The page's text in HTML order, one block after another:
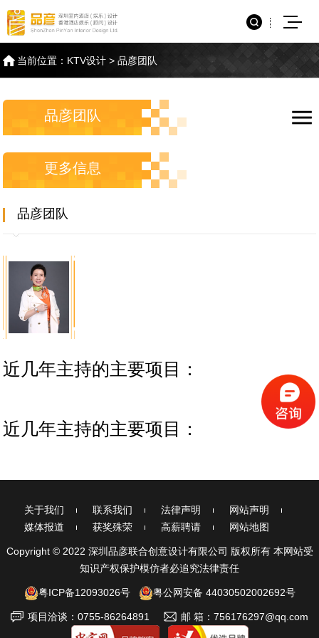
当前位置： KTV设计 >品彦团队
品彦团队
更多信息
品彦团队
近几年主持的主要项目：
近几年主持的主要项目：
关于我们 联系我们 法律声明
网站声明
媒体报道
获奖殊荣 高薪聘请 网站地图
Copyright © 2022 深圳品彦联合创意设计有限公司 版权所有 本网站受
知识产权保护模仿者必追究法律责任
粤ICP备12093026号 粤公网安备 44030502002692号
项目洽谈：0755-86264891 邮 箱：756176297@qq.com